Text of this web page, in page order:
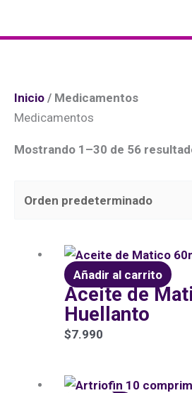
Inicio / Medicamentos
Medicamentos
Mostrando 1–30 de 56
Añadir al carrito
Aceite de
Huellanto
$7.990
El
El